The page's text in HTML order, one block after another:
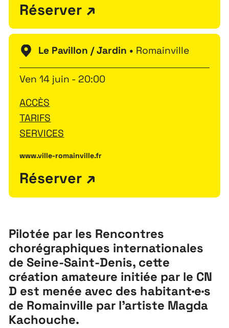
Pilotée par les Rencontres
chorégraphiques internationales
de Seine-Saint-Denis, cette
création amateure initiée par le CN
D est menée avec des habitant·e·s
de Romainville par l’artiste Magda
Kachouche.
Réserver
Le Pavillon / Jardin • Romainville
Ven 14 juin - 20:00
ACCÈS
TARIFS
SERVICES
www.ville-romainville.fr
Réserver